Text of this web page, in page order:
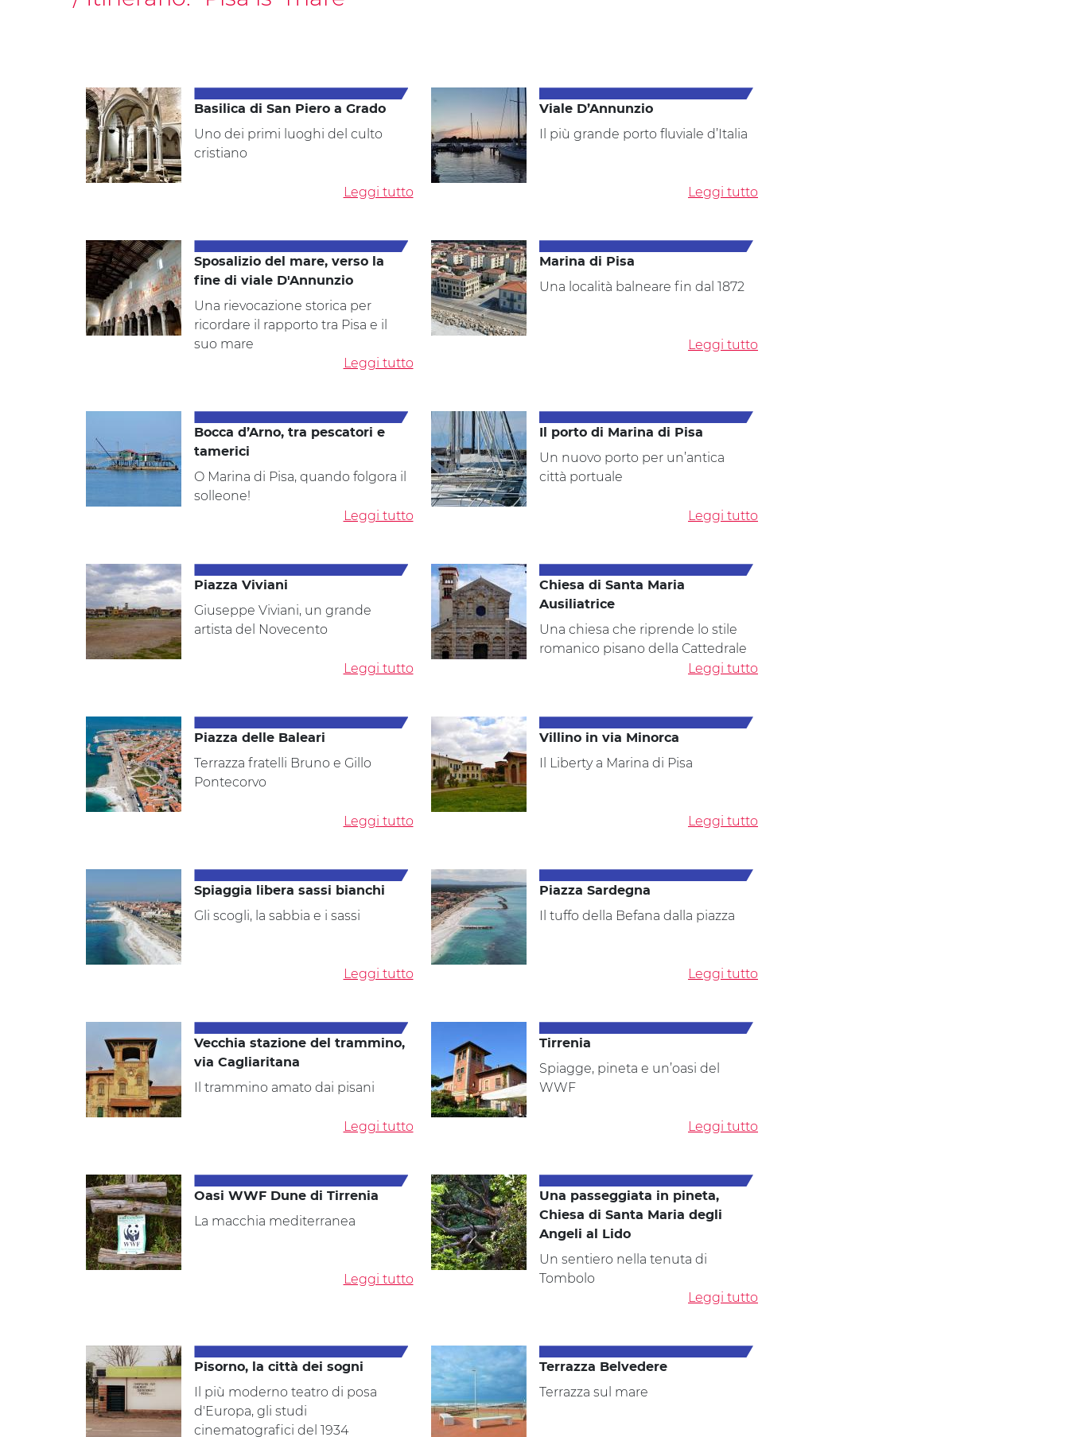
Basilica di San Piero a Grado
Uno dei primi luoghi del culto
cristiano
Leggi tutto
Viale D’Annunzio
Il più grande porto fluviale d’Italia
Leggi tutto
Sposalizio del mare, verso la
fine di viale D'Annunzio
Una rievocazione storica per
ricordare il rapporto tra Pisa e il
suo mare
Leggi tutto
Marina di Pisa
Una località balneare fin dal 1872
Leggi tutto
Bocca d’Arno, tra pescatori e
tamerici
O Marina di Pisa, quando folgora il
solleone!
Leggi tutto
Il porto di Marina di Pisa
Un nuovo porto per un’antica
città portuale
Leggi tutto
Piazza Viviani
Giuseppe Viviani, un grande
artista del Novecento
Leggi tutto
Chiesa di Santa Maria
Ausiliatrice
Una chiesa che riprende lo stile
romanico pisano della Cattedrale
Leggi tutto
Piazza delle Baleari
Terrazza fratelli Bruno e Gillo
Pontecorvo
Leggi tutto
Villino in via Minorca
Il Liberty a Marina di Pisa
Leggi tutto
Spiaggia libera sassi bianchi
Gli scogli, la sabbia e i sassi
Leggi tutto
Piazza Sardegna
Il tuffo della Befana dalla piazza
Leggi tutto
Vecchia stazione del trammino,
via Cagliaritana
Il trammino amato dai pisani
Leggi tutto
Tirrenia
Spiagge, pineta e un’oasi del
WWF
Leggi tutto
Oasi WWF Dune di Tirrenia
La macchia mediterranea
Leggi tutto
Una passeggiata in pineta,
Chiesa di Santa Maria degli
Angeli al Lido
Un sentiero nella tenuta di
Tombolo
Leggi tutto
Pisorno, la città dei sogni
Il più moderno teatro di posa
d'Europa, gli studi
cinematografici del 1934
Terrazza Belvedere
Terrazza sul mare